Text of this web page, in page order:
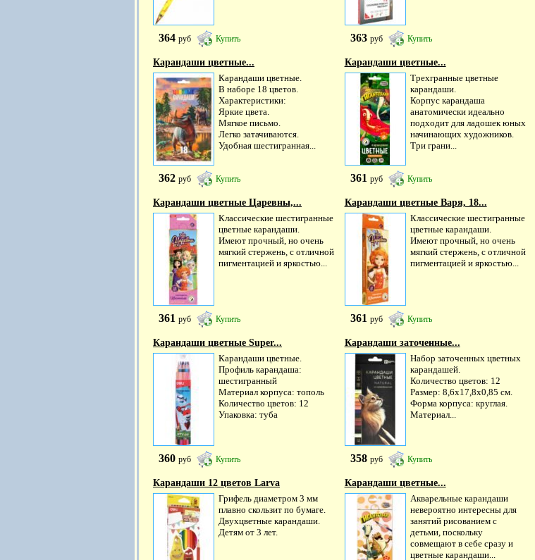
364 руб Купить 363 руб Купить
Карандаши цветные...
Карандаши цветные.
В наборе 18 цветов.
Характеристики:
Яркие цвета.
Мягкое письмо.
Легко затачиваются.
Удобная шестигранная...
362 руб Купить
Карандаши цветные...
Трехгранные цветные
карандаши.
Корпус карандаша
анатомически идеально
подходит для ладошек юных
начинающих художников.
Три грани...
361 руб Купить
Карандаши цветные Царевны,...
Классические шестигранные
цветные карандаши.
Имеют прочный, но очень
мягкий стержень, с отличной
пигментацией и яркостью...
361 руб Купить
Карандаши цветные Варя, 18...
Классические шестигранные
цветные карандаши.
Имеют прочный, но очень
мягкий стержень, с отличной
пигментацией и яркостью...
361 руб Купить
Карандаши цветные Super...
Карандаши цветные.
Профиль карандаша:
шестигранный
Материал корпуса: тополь
Количество цветов: 12
Упаковка: туба
360 руб Купить
Карандаши заточенные...
Набор заточенных цветных
карандашей.
Количество цветов: 12
Размер: 8,6х17,8х0,85 см.
Форма корпуса: круглая.
Материал...
358 руб Купить
Карандаши 12 цветов Larva
Грифель диаметром 3 мм
плавно скользит по бумаге.
Двухцветные карандаши.
Детям от 3 лет.
Карандаши цветные...
Акварельные карандаши
невероятно интересны для
занятий рисованием с
детьми, поскольку
совмещают в себе сразу и
цветные карандаши...